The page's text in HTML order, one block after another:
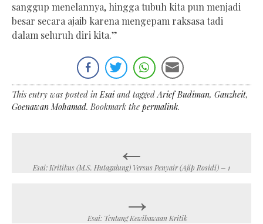
sanggup menelannya, hingga tubuh kita pun menjadi
besar secara ajaib karena mengepam raksasa tadi
dalam seluruh diri kita.”
This entry was posted inEsaiand taggedArief Budiman, Ganzheit,
Goenawan Mohamad. Bookmark the permalink.
navigation
←
Esai: Kritikus (M.S. Hutagalung) Versus Penyair (Ajip Rosidi) – 1
→
Esai: Tentang Kewibawaan Kritik